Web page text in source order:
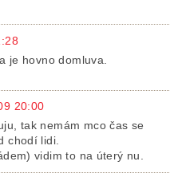
je hovno domluva.
20:00
tak nemám mco čas se
chodí lidi.
vidim to na úterý nu.